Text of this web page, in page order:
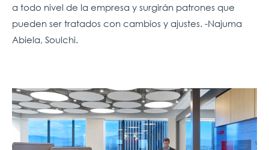
a todo nivel de la empresa y surgirán patrones que
pueden ser tratados con cambios y ajustes. -Najuma
Abiela, Soulchi.